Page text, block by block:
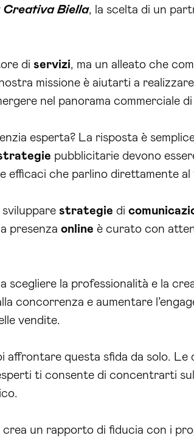
Creativa Biella, la scelta di un
di servizi, ma un alleato che
missione è aiutarti a
nel panorama commerciale di
esperta? La risposta è
pubblicitarie devono
efficaci che parlino direttamente
strategie di
presenza online è curato con
scegliere la professionalità e la
concorrenza e aumentare
vendite.
affrontare questa sfida da solo. Le
ti consente di concentrarti
crea un rapporto di fiducia con i